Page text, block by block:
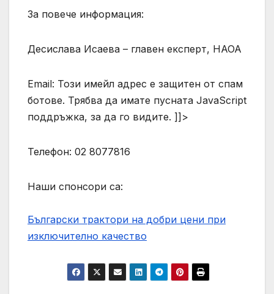
За повече информация:
Десислава Исаева – главен експерт, НАОА
Email: Този имейл адрес е защитен от спам
ботове. Трябва да имате пусната JavaScript
поддръжка, за да го видите. ]]>
Телефон: 02 8077816
Наши спонсори са:
Български трактори на добри цени при
изключително качество